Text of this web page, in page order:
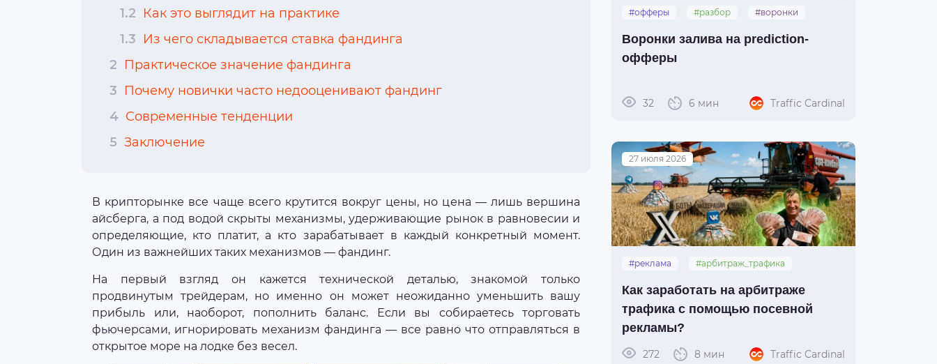
1.2 Как это выглядит на практике
1.3 Из чего складывается ставка фандинга
2 Практическое значение фандинга
3 Почему новички часто недооценивают фандинг
4 Современные тенденции
5 Заключение
В крипторынке все чаще всего крутится вокруг цены, но цена — лишь вершина
айсберга, а под водой скрыты механизмы, удерживающие рынок в равновесии и
определяющие, кто платит, а кто зарабатывает в каждый конкретный момент.
Один из важнейших таких механизмов — фандинг.
На первый взгляд он кажется технической деталью, знакомой только
продвинутым трейдерам, но именно он может неожиданно уменьшить вашу
прибыль или, наоборот, пополнить баланс. Если вы собираетесь торговать
фьючерсами, игнорировать механизм фандинга — все равно что отправляться в
открытое море на лодке без весел.
#офферы #разбор
#воронки
Воронки залива на prediction-
офферы
32 6 мин Traffic Cardinal
27 июля 2026
#реклама
#арбитраж_трафика
Как заработать на арбитраже
трафика с помощью посевной
рекламы?
272 8 мин Traffic Cardinal